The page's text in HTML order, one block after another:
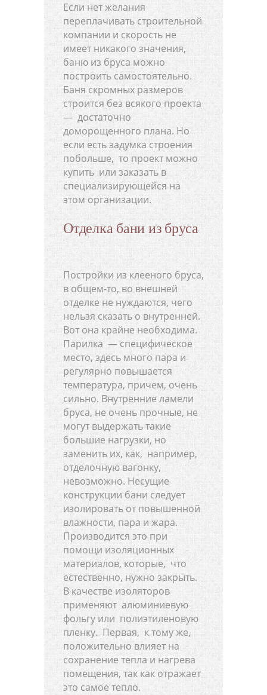
Если нет желания
переплачивать строительной
компании и скорость не
имеет никакого значения,
баню из бруса можно
построить самостоятельно.
Баня скромных размеров
строится без всякого проекта
— достаточно
доморощенного плана. Но
если есть задумка строения
побольше, то проект можно
купить или заказать в
специализирующейся на
этом организации.
Отделка бани из бруса
Постройки из клееного бруса,
в общем-то, во внешней
отделке не нуждаются, чего
нельзя сказать о внутренней.
Вот она крайне необходима.
Парилка — специфическое
место, здесь много пара и
регулярно повышается
температура, причем, очень
сильно. Внутренние ламели
бруса, не очень прочные, не
могут выдержать такие
большие нагрузки, но
заменить их, как, например,
отделочную вагонку,
невозможно. Несущие
конструкции бани следует
изолировать от повышенной
влажности, пара и жара.
Производится это при
помощи изоляционных
материалов, которые, что
естественно, нужно закрыть.
В качестве изоляторов
применяют алюминиевую
фольгу или полиэтиленовую
пленку. Первая, к тому же,
положительно влияет на
сохранение тепла и нагрева
помещения, так как отражает
это самое тепло.